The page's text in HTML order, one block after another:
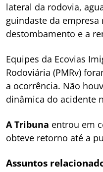
lateral da rodovia,
guindaste da empresa
destombamento e a
Equipes da Ecovias
Rodoviária (PMRv)
a ocorrência. Não
dinâmica do acidente
A Tribuna entrou em
obteve retorno até a
Assuntos